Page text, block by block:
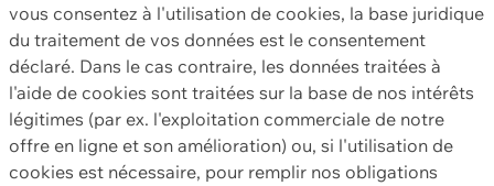
vous consentez à l'utilisation de cookies, la base juridique
du traitement de vos données est le consentement
déclaré. Dans le cas contraire, les données traitées à
l'aide de cookies sont traitées sur la base de nos intérêts
légitimes (par ex. l'exploitation commerciale de notre
offre en ligne et son amélioration) ou, si l'utilisation de
cookies est nécessaire, pour remplir nos obligations